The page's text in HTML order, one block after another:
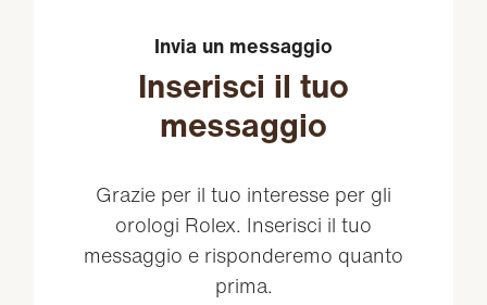
Invia un messaggio
Inserisci il tuo
messaggio
Grazie per il tuo interesse per gli
orologi Rolex. Inserisci il tuo
messaggio e risponderemo quanto
prima.